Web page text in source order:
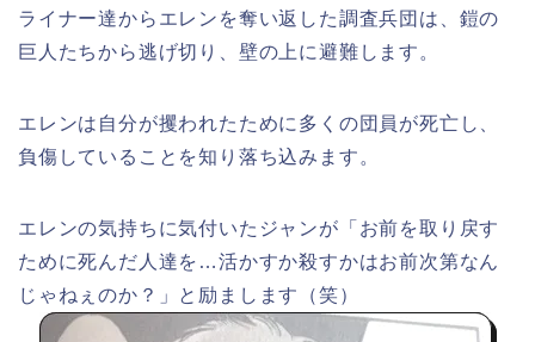
ライナー達からエレンを奪い返した調査兵団は、鎧の
巨人たちから逃げ切り、壁の上に避難します。
エレンは自分が攫われたために多くの団員が死亡し、
負傷していることを知り落ち込みます。
エレンの気持ちに気付いたジャンが「お前を取り戻す
ために死んだ人達を…活かすか殺すかはお前次第なん
じゃねぇのか？」と励まします（笑）